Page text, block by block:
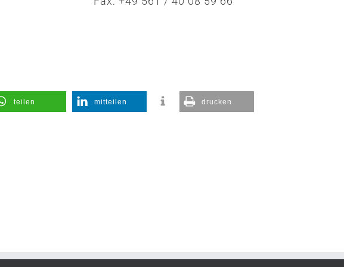
teilen mitteilen drucken